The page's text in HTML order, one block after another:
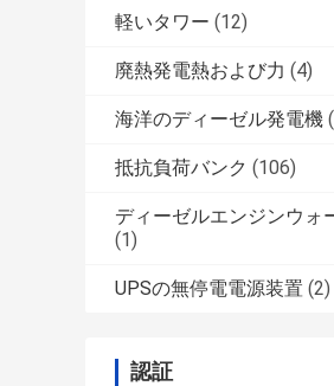
軽いタワー (12)
廃熱発電熱および力 (4)
海洋のディーゼル発電機
抵抗負荷バンク (106)
ディーゼルエンジンウォ
(1)
UPSの無停電電源装置 (2)
認証